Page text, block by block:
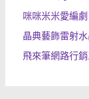
咪咪米米愛編劇
晶典藝飾雷射
飛來筆網路行